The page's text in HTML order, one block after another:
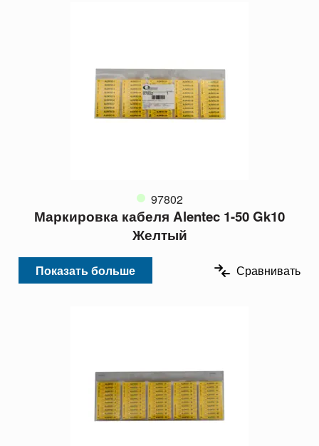
97802
Маркировка кабеля Alentec 1-50 Gk10
Желтый
Показать больше Сравнивать